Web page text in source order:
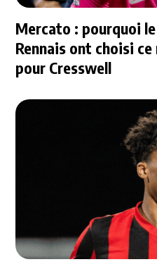
Mercato : pourquoi
Rennais ont choisi
pour Cresswell